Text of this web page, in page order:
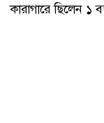
কারাগারে ছিলেন ১